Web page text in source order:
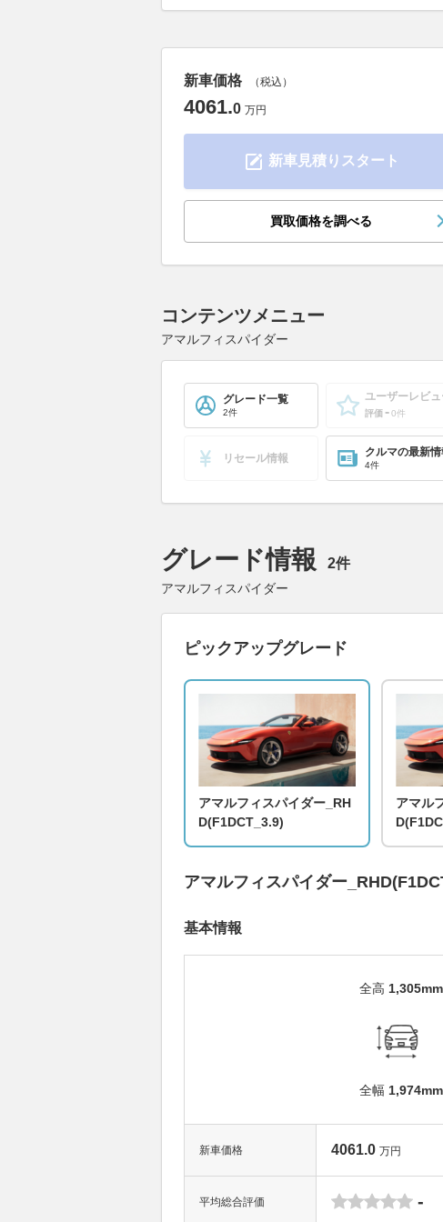
新車価格 （税込）
4061.0 万円
新車見積りスタート
買取価格を調べる
コンテンツメニュー
アマルフィスパイダー
グレード一覧
2件
ユーザーレビ
評価-0件
リセール情報 クルマの最新情
4件
グレード情報 2件
アマルフィスパイダー
ピックアップグレード
アマルフィスパイダー_RH
D(F1DCT_3.9)
アマル
アマルフィスパイダー
基本情報
全高 1,305mm
全幅 1,974mm
新車価格 4061.0 万円
平均総合評価 -